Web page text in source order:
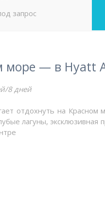
запрос
море — в Hyatt
8 дней
отдохнуть на
лагуны, эксклюзивная